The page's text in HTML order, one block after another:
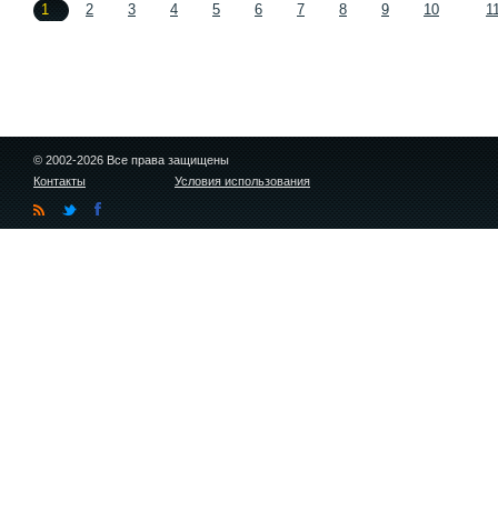
1 2 3 4 5 6 7 8 9 10
© 2002-2026 Все права защищены
Контакты
Условия использования